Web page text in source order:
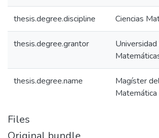
thesis.degree.discipline Ciencias
thesis.degree.grantor
thesis.degree.name
Magíster
Matemática
Files